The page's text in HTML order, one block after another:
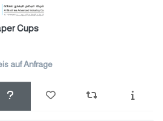
Cups
auf Anfrage